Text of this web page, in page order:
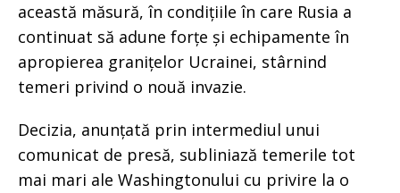
această măsură, în condițiile în care Rusia a
continuat să adune forțe și echipamente în
apropierea granițelor Ucrainei, stârnind
temeri privind o nouă invazie.
Decizia, anunțată prin intermediul unui
comunicat de presă, subliniază temerile tot
mai mari ale Washingtonului cu privire la o